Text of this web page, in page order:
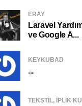
ERAY
Laravel
ve Google A...
KEYKUBAD
...
TEKSTIL, IPLIK